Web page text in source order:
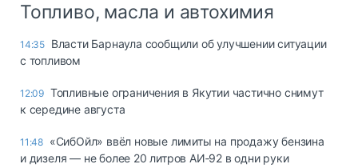
Топливо, масла и автохимия
14:35 Власти Барнаула сообщили об улучшении ситуации
с топливом
12:09 Топливные ограничения в Якутии частично снимут
к середине августа
11:48 «СибОйл» ввёл новые лимиты на продажу бензина
и дизеля — не более 20 литров АИ‑92 в одни руки